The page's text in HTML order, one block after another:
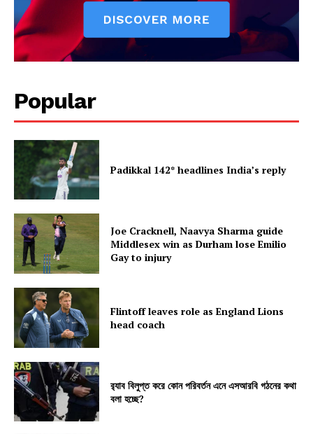
Popular
Padikkal 142* headlines India’s reply
Joe Cracknell, Naavya Sharma guide
Middlesex win as Durham lose Emilio
Gay to injury
Flintoff leaves role as England Lions
head coach
র‍্যাব বিলুপ্ত করে কোন পরিবর্তন এনে এসআরবি গঠনের কথা
বলা হচ্ছে?